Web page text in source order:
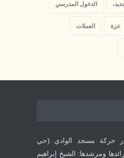
الدخول المدرسي
عزة العملات
حركة مسجد الوادي (حي
ومرشدها: الشيخ إبراهيم